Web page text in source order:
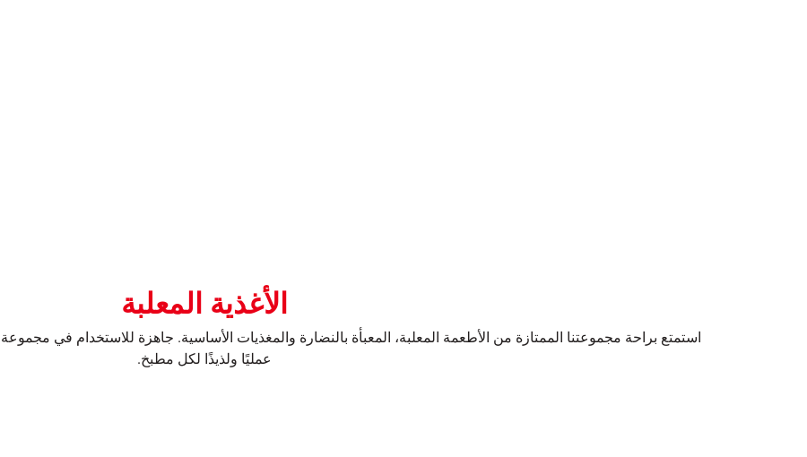
الأغذية المعلبة
استمتع براحة مجموعتنا الممتازة من الأطعمة المعلبة، المعبأة بالنضارة والمغذيات الأساسية. جاهزة للاستخدام في
عمليًا ولذيذًا لكل مطبخ.